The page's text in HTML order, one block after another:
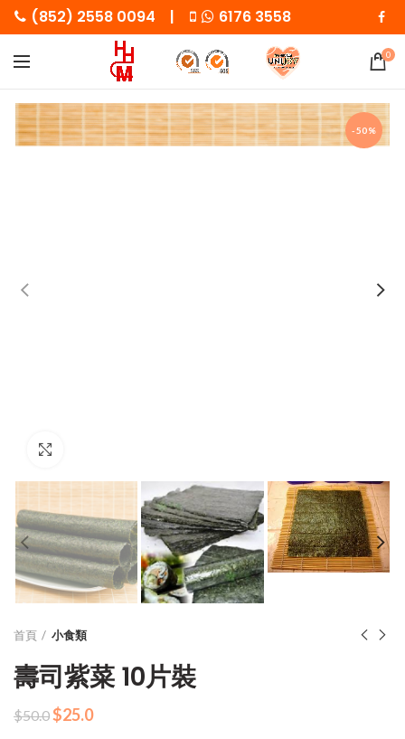
(852) 2558 0094 | 6176 3558
0
-50%
首頁 小食類
壽司紫菜 10片裝
$50.0 原
$25.0目